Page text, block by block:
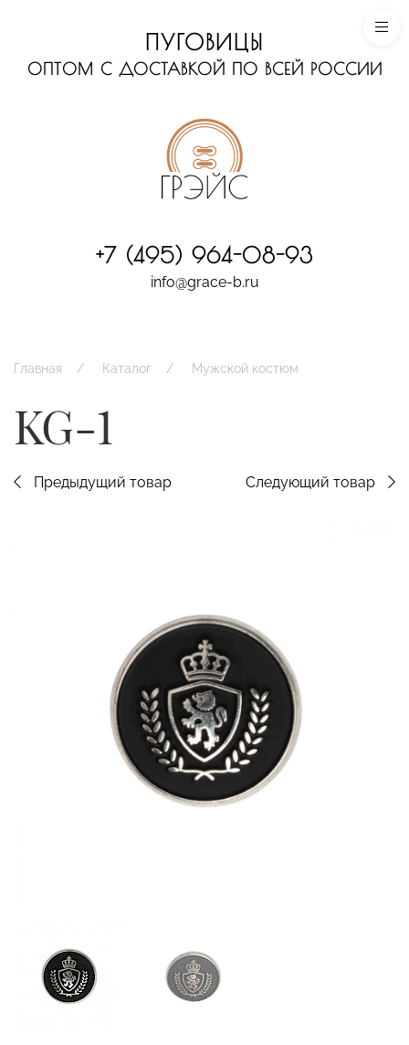
ПУГОВИЦЫ
ОПТОМ С ДОСТАВКОЙ ПО ВСЕЙ РОССИИ
+7 (495) 964-08-93
info@grace-b.ru
Главная Каталог Мужской костюм
KG-1
Предыдущий товар Следующий товар